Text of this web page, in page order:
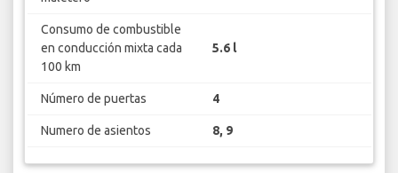
Consumo de combustible
en conducción mixta cada
100 km
5.6 l
Número de puertas 4
Numero de asientos 8, 9